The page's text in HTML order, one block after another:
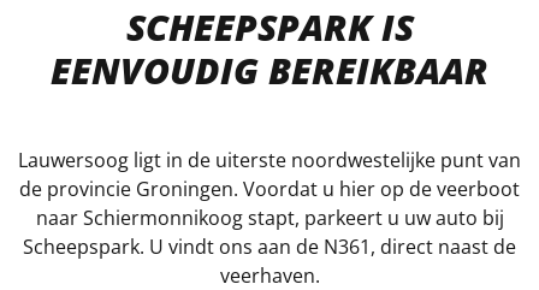
SCHEEPSPARK IS
EENVOUDIG BEREIKBAAR
Lauwersoog ligt in de uiterste noordwestelijke punt van
de provincie Groningen. Voordat u hier op de veerboot
naar Schiermonnikoog stapt, parkeert u uw auto bij
Scheepspark. U vindt ons aan de N361, direct naast de
veerhaven.